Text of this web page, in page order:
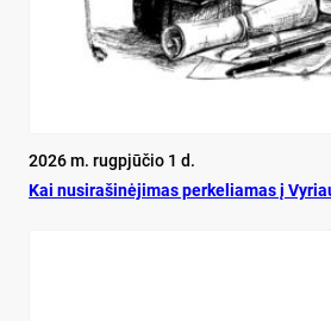
2026 m. rugpjūčio 1 d.
Kai nu­si­ra­ši­nė­ji­mas per­ke­lia­mas į